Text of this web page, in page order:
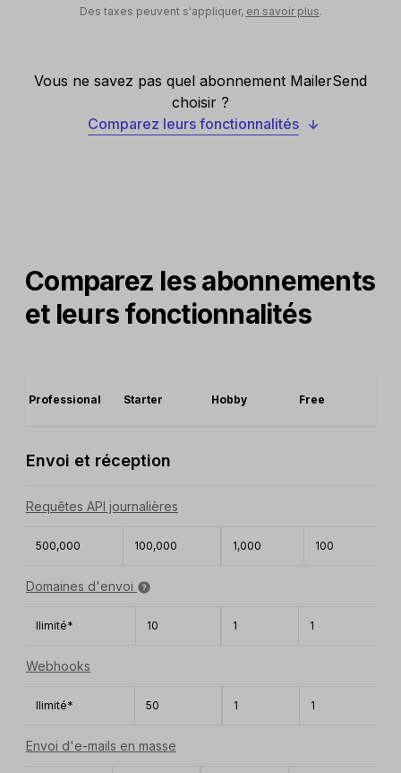
Des taxes peuvent s'appliquer, en savoir plus.
Vous ne savez pas quel abonnement MailerSend
choisir ?
Comparez leurs fonctionnalités
Comparez les abonnements
et leurs fonctionnalités
Professional Starter Hobby Free
Envoi et réception
Requêtes API journalières
500,000 100,000 1,000 100
Domaines d'envoi
Ilimité* 10 1 1
Webhooks
Ilimité* 50 1 1
Envoi d'e-mails en masse